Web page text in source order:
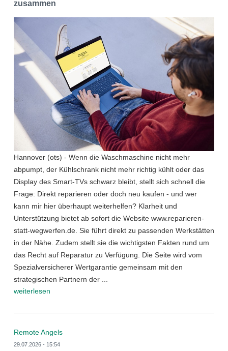
zusammen
Hannover (ots) - Wenn die Waschmaschine nicht mehr
abpumpt, der Kühlschrank nicht mehr richtig kühlt oder das
Display des Smart-TVs schwarz bleibt, stellt sich schnell die
Frage: Direkt reparieren oder doch neu kaufen - und wer
kann mir hier überhaupt weiterhelfen? Klarheit und
Unterstützung bietet ab sofort die Website www.reparieren-
statt-wegwerfen.de. Sie führt direkt zu passenden Werkstätten
in der Nähe. Zudem stellt sie die wichtigsten Fakten rund um
das Recht auf Reparatur zu Verfügung. Die Seite wird vom
Spezialversicherer Wertgarantie gemeinsam mit den
strategischen Partnern der ...
weiterlesen
Remote Angels
29.07.2026 - 15:54